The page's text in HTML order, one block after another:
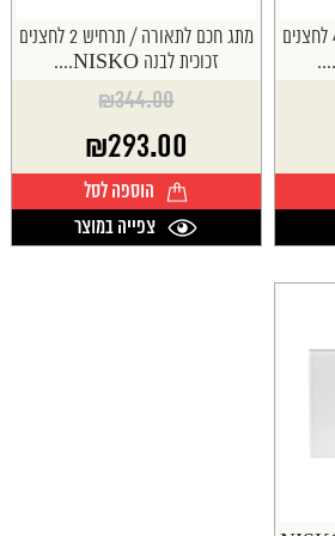
מתג חכם לתאורה / תרחיש 4 לחצנים
מתג חכם לתאורה / תרחיש 2 לחצנים
זכוכית לבנה NISKO....
₪344.00
המקורי
היה:
₪344.00.
₪293.00
המחיר
הנוכחי
הוא:
₪293.00.
הוספה לסל
צפייה במוצר